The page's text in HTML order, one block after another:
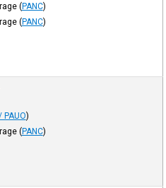
(PANC)
(PANC)
PAUO)
(PANC)